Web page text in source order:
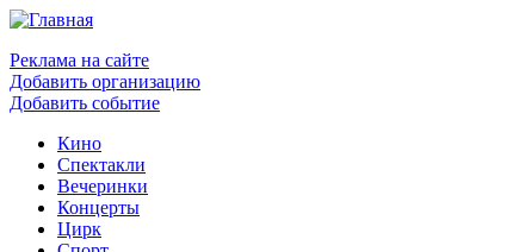
Реклама на сайте
Добавить организацию
Добавить событие
Кино
Спектакли
Вечеринки
Концерты
Цирк